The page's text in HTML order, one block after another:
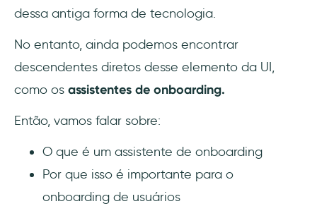
dessa antiga forma de tecnologia.
No entanto, ainda podemos encontrar
descendentes diretos desse elemento da UI,
como os assistentes de onboarding.
Então, vamos falar sobre:
O que é um assistente de onboarding
Por que isso é importante para o
onboarding de usuários